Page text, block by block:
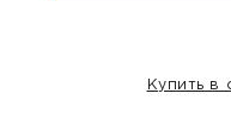
Купить в